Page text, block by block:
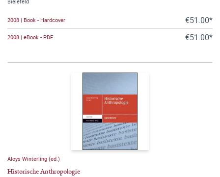
2008 | Book - Hardcover €51.00*
2008 | eBook - PDF €51.00*
Aloys Winterling (ed.)
Historische Anthropologie